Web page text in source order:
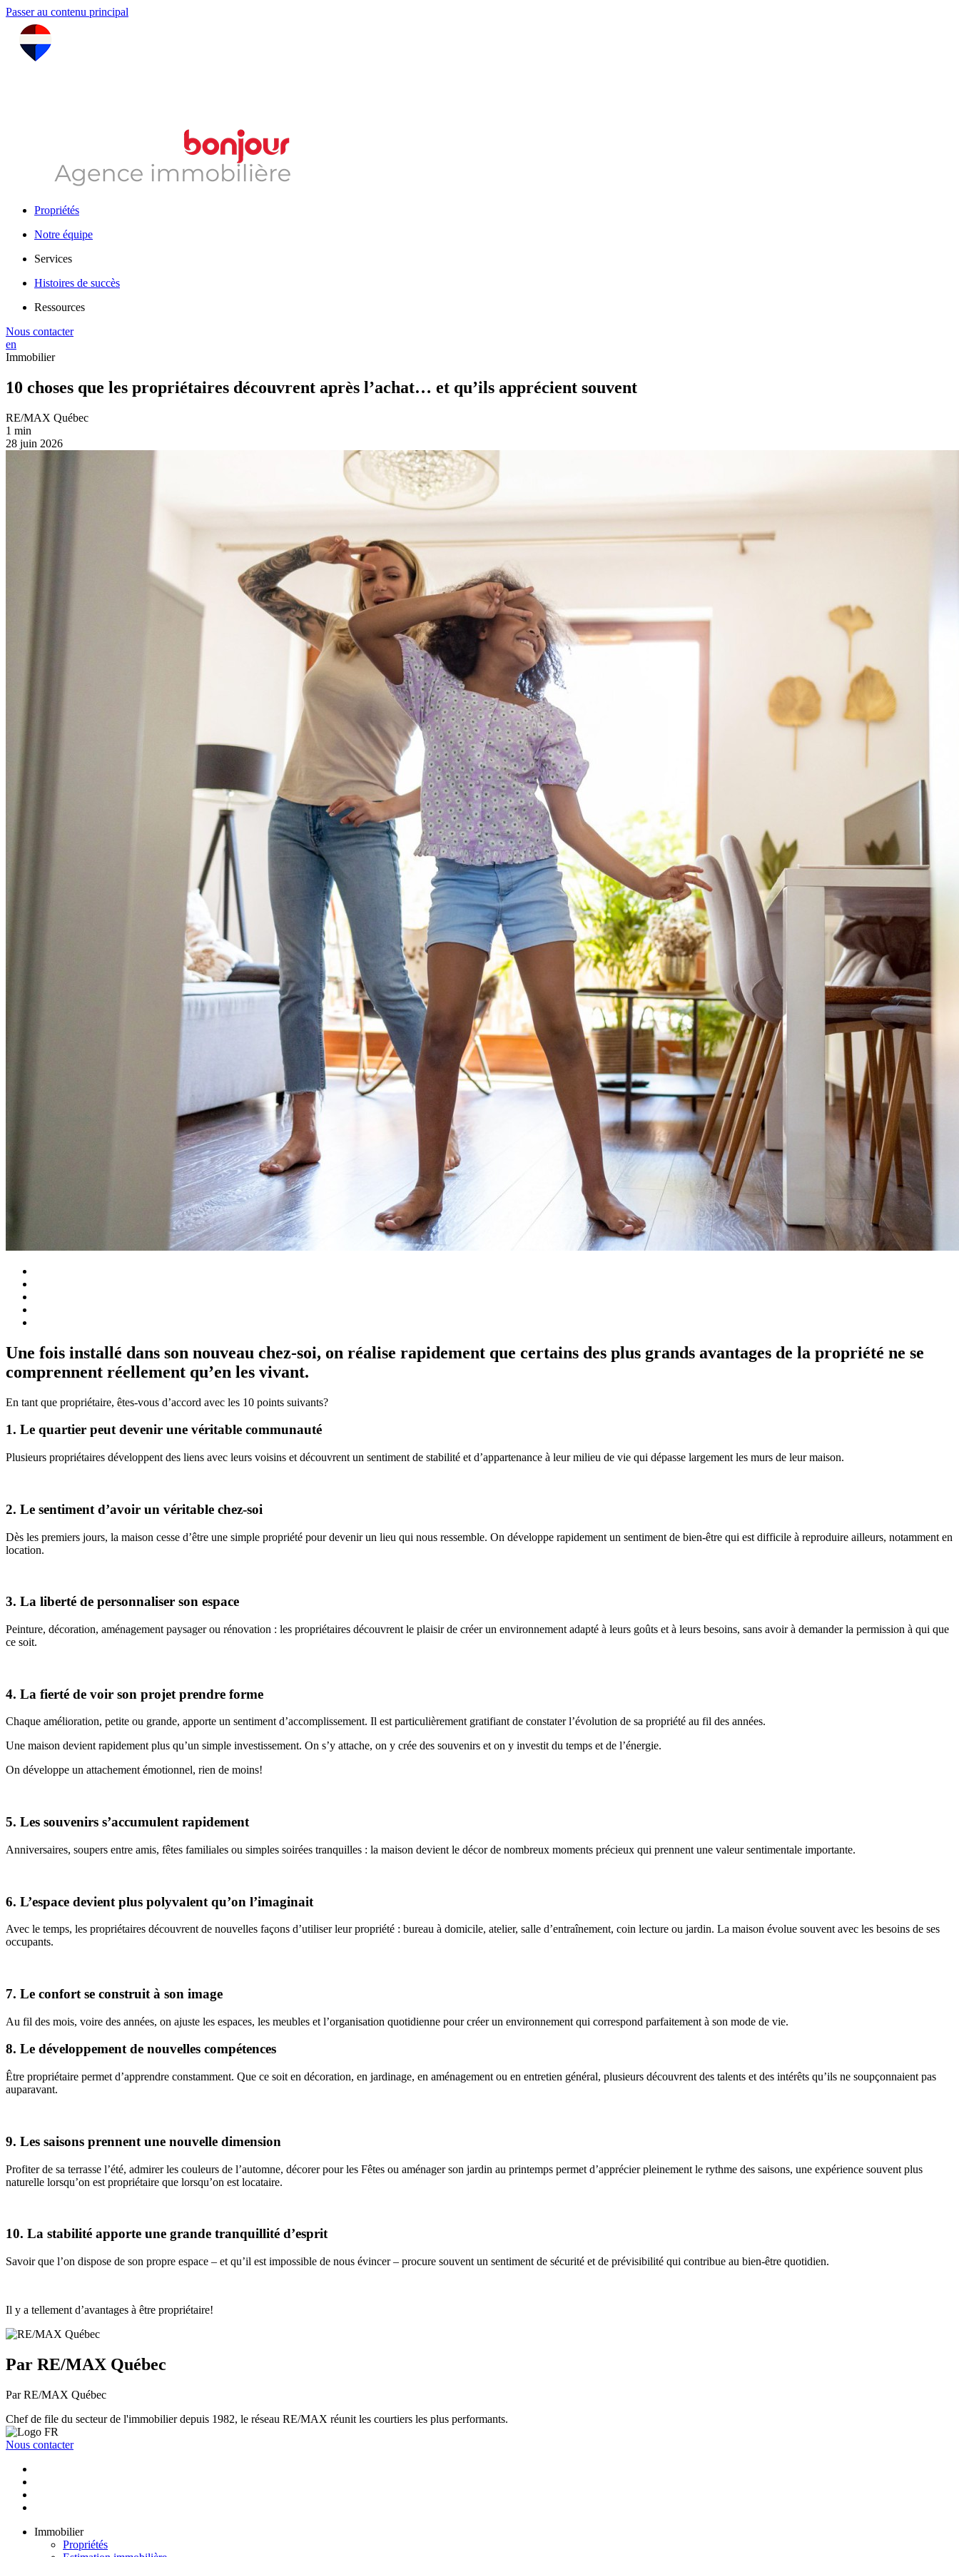
Passer au contenu principal
Propriétés
Notre équipe
Services
Histoires de succès
Ressources
Nous contacter
en
Immobilier
10 choses que les propriétaires découvrent après l’achat… et qu’ils apprécient souvent
RE/MAX Québec
1 min
28 juin 2026
Une fois installé dans son nouveau chez-soi, on réalise rapidement que certains des plus grands avantages de la propriété ne se
comprennent réellement qu’en les vivant.
En tant que propriétaire, êtes-vous d’accord avec les 10 points suivants?
1. Le quartier peut devenir une véritable communauté
Plusieurs propriétaires développent des liens avec leurs voisins et découvrent un sentiment de stabilité et d’appartenance à leur milieu de vie qui dépasse largement les murs de leur maison.
2. Le sentiment d’avoir un véritable chez-soi
Dès les premiers jours, la maison cesse d’être une simple propriété pour devenir un lieu qui nous ressemble. On développe rapidement un sentiment de bien-être qui est difficile à reproduire ailleurs, notamment en
location.
3. La liberté de personnaliser son espace
Peinture, décoration, aménagement paysager ou rénovation : les propriétaires découvrent le plaisir de créer un environnement adapté à leurs goûts et à leurs besoins, sans avoir à demander la permission à qui que
ce soit.
4. La fierté de voir son projet prendre forme
Chaque amélioration, petite ou grande, apporte un sentiment d’accomplissement. Il est particulièrement gratifiant de constater l’évolution de sa propriété au fil des années.
Une maison devient rapidement plus qu’un simple investissement. On s’y attache, on y crée des souvenirs et on y investit du temps et de l’énergie.
On développe un attachement émotionnel, rien de moins!
5. Les souvenirs s’accumulent rapidement
Anniversaires, soupers entre amis, fêtes familiales ou simples soirées tranquilles : la maison devient le décor de nombreux moments précieux qui prennent une valeur sentimentale importante.
6. L’espace devient plus polyvalent qu’on l’imaginait
Avec le temps, les propriétaires découvrent de nouvelles façons d’utiliser leur propriété : bureau à domicile, atelier, salle d’entraînement, coin lecture ou jardin. La maison évolue souvent avec les besoins de ses
occupants.
7. Le confort se construit à son image
Au fil des mois, voire des années, on ajuste les espaces, les meubles et l’organisation quotidienne pour créer un environnement qui correspond parfaitement à son mode de vie.
8. Le développement de nouvelles compétences
Être propriétaire permet d’apprendre constamment. Que ce soit en décoration, en jardinage, en aménagement ou en entretien général, plusieurs découvrent des talents et des intérêts qu’ils ne soupçonnaient pas
auparavant.
9. Les saisons prennent une nouvelle dimension
Profiter de sa terrasse l’été, admirer les couleurs de l’automne, décorer pour les Fêtes ou aménager son jardin au printemps permet d’apprécier pleinement le rythme des saisons, une expérience souvent plus
naturelle lorsqu’on est propriétaire que lorsqu’on est locataire.
10. La stabilité apporte une grande tranquillité d’esprit
Savoir que l’on dispose de son propre espace – et qu’il est impossible de nous évincer – procure souvent un sentiment de sécurité et de prévisibilité qui contribue au bien-être quotidien.
Il y a tellement d’avantages à être propriétaire!
Par RE/MAX Québec
Par RE/MAX Québec
Chef de file du secteur de l'immobilier depuis 1982, le réseau RE/MAX réunit les courtiers les plus performants.
Nous contacter
Immobilier
Propriétés